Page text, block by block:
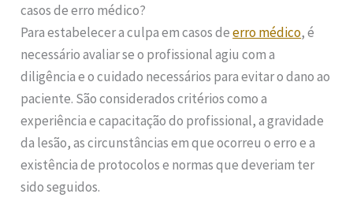
casos de erro médico?
Para estabelecer a culpa em casos deerro médico, é
necessário avaliar se o profissional agiu com a
diligência e o cuidado necessários para evitar o dano ao
paciente. São considerados critérios como a
experiência e capacitação do profissional, a gravidade
da lesão, as circunstâncias em que ocorreu o erro e a
existência de protocolos e normas que deveriam ter
sido seguidos.